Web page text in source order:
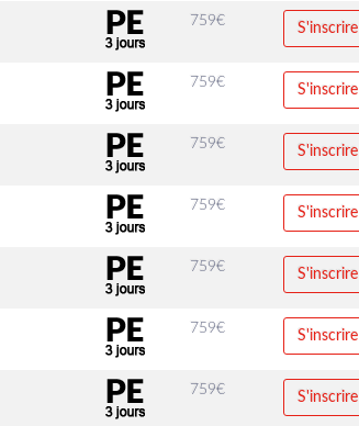
759€ S'inscrire
759€ S'inscrire
759€ S'inscrire
759€ S'inscrire
759€ S'inscrire
759€ S'inscrire
759€ S'inscrire